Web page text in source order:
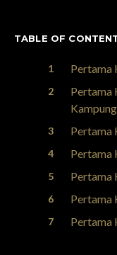
TABLE OF
Pertama
Pertama
Kampung
Pertama
Pertama
Pertama
Pertama
Pertama